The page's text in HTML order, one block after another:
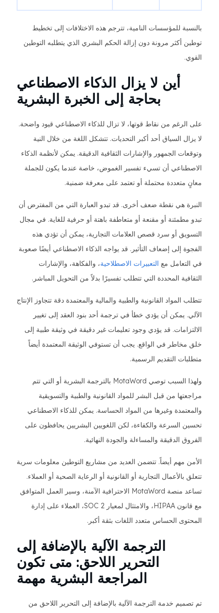
بالنسبة للمؤسسات النامية، تترجم هذه الاختلافات إلى تخطيط
توطين أكثر مرونة دون إزالة الحكم البشري الذي يتطلبه التوطين
القوي.
أين لا يزال الذكاء الاصطناعي
بحاجة إلى الخبرة البشرية
على الرغم من نقاط قوتها، لا تزال للذكاء الاصطناعي قيود واضحة.
لا يزال السياق أحد أكبر التحديات. تتشكل اللغة من خلال النية
وتوقعات الجمهور والإشارات الثقافية الدقيقة. يمكن لأنظمة الذكاء
الاصطناعي أن تسيء تفسير الغموض، خاصة عندما يكون للجملة
معانٍ متعددة محتملة أو تعتمد على معرفة ضمنية.
النبرة هي نقطة ضعف أخرى. قد تبدو العبارة التي من المفترض أن
تبدو مطمئنة أو مقنعة أو متعاطفة باهتة أو حرفية للغاية. في مجال
التسويق أو سرد قصص العلامات التجارية، يمكن أن تؤدي هذه
الفجوة إلى إضعاف التأثير. قد يواجه الذكاء الاصطناعي أيضًا صعوبة
في التعامل مع التعبيرات الاصطلاحية، والفكاهة، والإشارات
الثقافية المحددة التي تتطلب تفسيرًا بدلاً من التحويل المباشر.
تتطلب المواد القانونية والطبية والمالية والمعتمدة دقة تتجاوز الإنتاج
الآلي. يمكن أن يؤدي خطأ في ترجمة أحد بنود العقد إلى تغيير
الالتزامات. قد يؤدي وجود تعليمات غير دقيقة في وثيقة طبية إلى
خلق مخاطر في الواقع. يجب أن تستوفي الوثيقة المعتمدة أيضاً
متطلبات التقديم الرسمية.
ولهذا السبب توصي MotaWord بالترجمة البشرية أو التي تتم
مراجعتها من قبل البشر للمواد القانونية والطبية والتسويقية
والمعتمدة وغيرها من المواد الحساسة. يمكن للذكاء الاصطناعي
تحسين السرعة والكفاءة، لكن اللغويين البشريين يحافظون على
الفروق الدقيقة والمساءلة والجودة النهائية.
الأمن مهم أيضاً. تتضمن العديد من مشاريع التوطين معلومات سرية
تتعلق بالأعمال التجارية أو القانونية أو الرعاية الصحية أو العملاء.
تساعد منصة MotaWord الاحترافية الآمنة، وسير العمل المتوافق
مع قانون HIPAA، والامتثال لمعيار SOC 2، العملاء على إدارة
المحتوى الحساس متعدد اللغات بثقة أكبر.
الترجمة الآلية بالإضافة إلى
التحرير اللاحق: متى تكون
المراجعة البشرية مهمة
تم تصميم خدمة الترجمة الآلية بالإضافة إلى التحرير اللاحق من